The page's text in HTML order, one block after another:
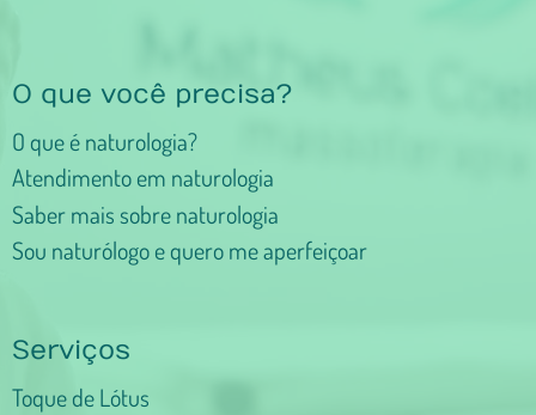
O que você precisa?
O que é naturologia?
Atendimento em naturologia
Saber mais sobre naturologia
Sou naturólogo e quero me aperfeiçoar
Serviços
Toque de Lótus